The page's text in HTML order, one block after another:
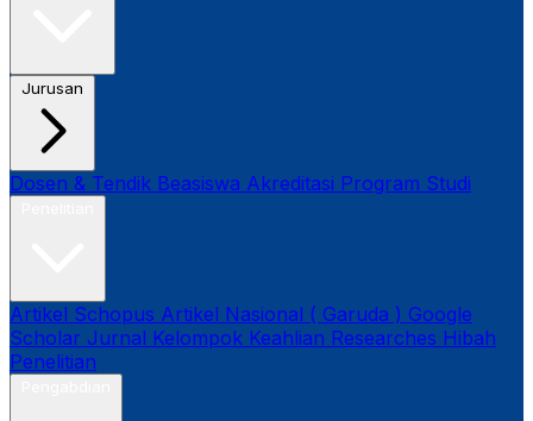
Jurusan
Dosen & Tendik Beasiswa Akreditasi Program Studi
Artikel Schopus Artikel Nasional ( Garuda ) Google
Scholar Jurnal Kelompok Keahlian Researches Hibah
Penelitian